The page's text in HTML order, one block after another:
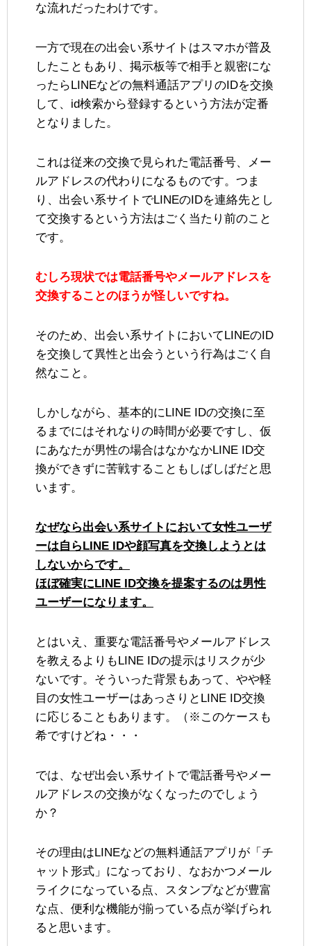
な流れだったわけです。
一方で現在の出会い系サイトはスマホが普及
したこともあり、掲示板等で相手と親密にな
ったらLINEなどの無料通話アプリのIDを交換
して、id検索から登録するという方法が定番
となりました。
これは従来の交換で見られた電話番号、メー
ルアドレスの代わりになるものです。つま
り、出会い系サイトでLINEのIDを連絡先とし
て交換するという方法はごく当たり前のこと
です。
むしろ現状では電話番号やメールアドレスを
交換することのほうが怪しいですね。
そのため、出会い系サイトにおいてLINEのID
を交換して異性と出会うという行為はごく自
然なこと。
しかしながら、基本的にLINE IDの交換に至
るまでにはそれなりの時間が必要ですし、仮
にあなたが男性の場合はなかなかLINE ID交
換ができずに苦戦することもしばしばだと思
います。
なぜなら出会い系サイトにおいて女性ユーザ
ーは自らLINE IDや顔写真を交換しようとは
しないからです。
ほぼ確実にLINE ID交換を提案するのは男性
ユーザーになります。
とはいえ、重要な電話番号やメールアドレス
を教えるよりもLINE IDの提示はリスクが少
ないです。そういった背景もあって、やや軽
目の女性ユーザーはあっさりとLINE ID交換
に応じることもあります。（※このケースも
希ですけどね・・・
では、なぜ出会い系サイトで電話番号やメー
ルアドレスの交換がなくなったのでしょう
か？
その理由はLINEなどの無料通話アプリが「チ
ャット形式」になっており、なおかつメール
ライクになっている点、スタンプなどが豊富
な点、便利な機能が揃っている点が挙げられ
ると思います。